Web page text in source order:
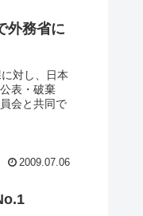
外務省に
対し、日本
表・破棄
会と共同で
2009.07.06